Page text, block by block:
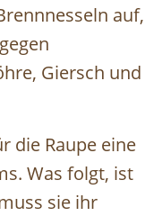
auf,
Giersch und
die Raupe eine
Was folgt, ist
sie ihr